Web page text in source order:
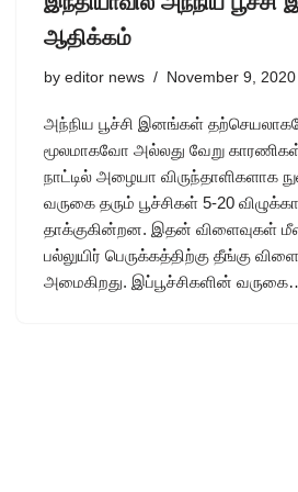
ஆதிக்கம்
by editor news November 9, 2020
அந்நிய பூச்சி இனங்கள்
மூலமாகவோ அல்லது வேறு
நாட்டில் அழையா விருந்தாளிகளாக
வருகை தரும் பூச்சிகள் 5-20
தாக்குகின்றன. இதன் விளைவுகள் மீள
பல்லுயிர் பெருக்கத்திற்கு தீங்கு
அமைகிறது. இப்பூச்சிகளின்